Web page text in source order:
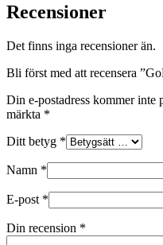
Recensioner
Det finns inga recensioner än.
Bli först med att recensera
Din e-postadress kommer inte
märkta *
Ditt betyg *
Namn *
E-post *
Din recension *